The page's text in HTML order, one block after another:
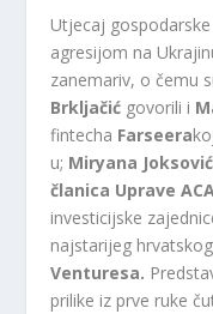
Utjecaj
agresijom na
zanemariv, o čemu
Brkljačić govorili i
fintecha Farseera
u; Miryana Joksović
članica Uprave
investicijske
najstarijeg
Venturesa.
prilike iz prve ruke